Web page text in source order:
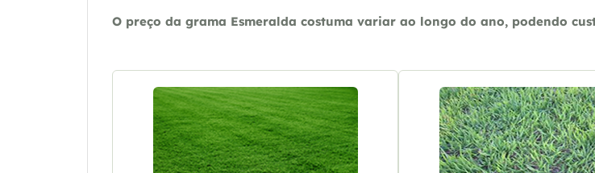
O preço da grama Esmeralda costuma variar ao longo do ano, podendo